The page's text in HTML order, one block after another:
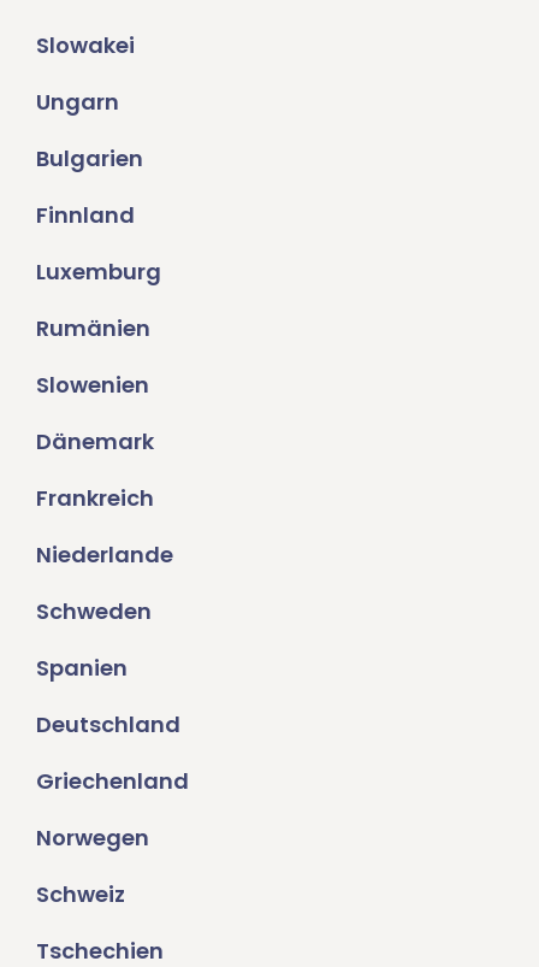
Slowakei
Ungarn
Bulgarien
Finnland
Luxemburg
Rumänien
Slowenien
Dänemark
Frankreich
Niederlande
Schweden
Spanien
Deutschland
Griechenland
Norwegen
Schweiz
Tschechien